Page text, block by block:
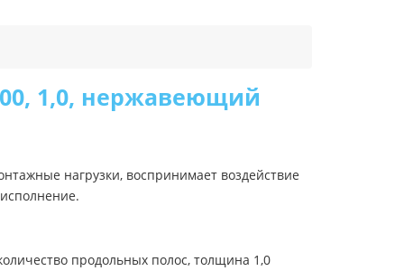
1,0, нержавеющий
нагрузки, воспринимает воздействие
продольных полос, толщина 1,0